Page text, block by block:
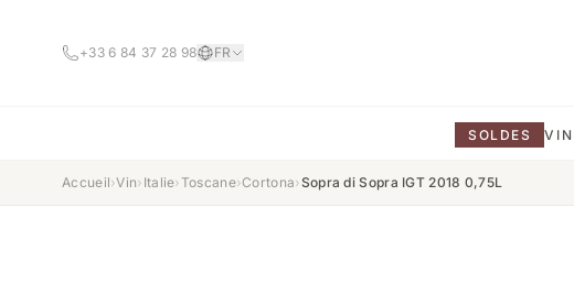
+33 6 84 37 28 98 FR
SOLDES VIN
Accueil›Vin› Italie›Toscane›Cortona›Sopra di Sopra IGT 2018 0,75L